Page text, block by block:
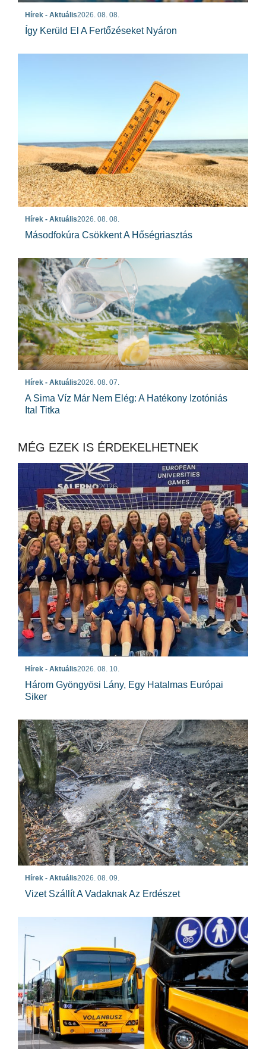
Hírek - Aktuális2026. 08. 08.
Így Kerüld El A Fertőzéseket Nyáron
Hírek - Aktuális2026. 08. 08.
Másodfokúra Csökkent A Hőségriasztás
Hírek - Aktuális2026. 08. 07.
A Sima Víz Már Nem Elég: A Hatékony Izotóniás
Ital Titka
MÉG EZEK IS ÉRDEKELHETNEK
Hírek - Aktuális2026. 08. 10.
Három Gyöngyösi Lány, Egy Hatalmas Európai
Siker
Hírek - Aktuális2026. 08. 09.
Vizet Szállít A Vadaknak Az Erdészet